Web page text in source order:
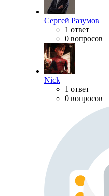
Сергей Разумов
1 ответ
0 вопросов
Nick
1 ответ
0 вопросов